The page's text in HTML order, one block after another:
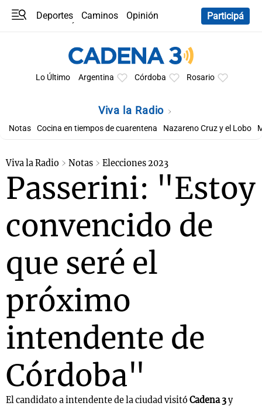
Deportes Caminos
Opinión
Participá
Lo Último Argentina Córdoba Rosario
Viva la Radio
Notas Cocina en tiempos de cuarentena Nazareno Cruz y el Lobo
Viva la Radio Notas Elecciones 2023
Passerini: "Estoy
convencido de
que seré el
próximo
intendente de
Córdoba"
El candidato a intendente de la ciudad visitó Cadena 3y